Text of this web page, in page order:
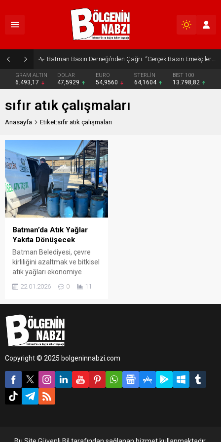
Batman Basın Derneği’nden Çağrı: “Gerçek Basın Emekçileri Desteklenmeli”
GRAM ALTIN
6.493,17
DOLAR
47,5929
EURO
54,9560
STERLİN
64,1604
BIST 100
13.798,82
sıfır atık çalışmaları
Anasayfa Etiket:sıfır atık çalışmaları
Batman’da Atık Yağlar
Yakıta Dönüşecek
Batman Belediyesi, çevre
kirliliğini azaltmak ve bitkisel
atık yağları ekonomiye
önemli bir projeyi hayata
22.01.2026 0 11
Copyright © 2025 bolgeninnabzi.com